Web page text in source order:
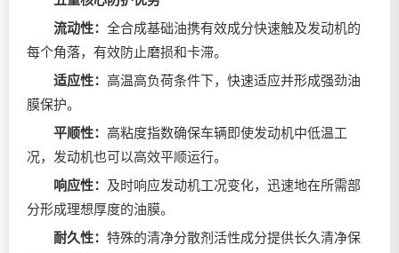
流动性： 全合成基础油携有效成分快速触及发动机的
每个角落，有效防止磨损和卡滞。
适应性： 高温高负荷条件下，快速适应并形成强劲油
膜保护。
平顺性： 高粘度指数确保车辆即使发动机中低温工
况，发动机也可以高效平顺运行。
响应性： 及时响应发动机工况变化，迅速地在所需部
分形成理想厚度的油膜。
耐久性： 特殊的清净分散剂活性成分提供长久清净保